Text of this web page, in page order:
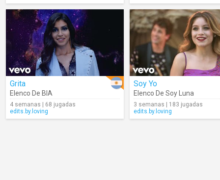
Grita
Elenco De BIA
4 semanas | 68 jugadas
edits.by.loving
Soy Yo
Elenco De Soy Luna
3 semanas | 183 jugadas
edits.by.loving